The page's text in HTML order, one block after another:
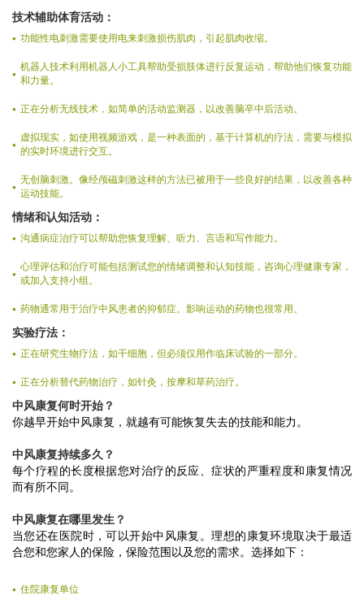
技术辅助体育活动：
功能性电刺激需要使用电来刺激损伤肌肉，引起肌肉收缩。
机器人技术利用机器人小工具帮助受损肢体进行反复运动，帮助他们恢复功能
和力量。
正在分析无线技术，如简单的活动监测器，以改善脑卒中后活动。
虚拟现实，如使用视频游戏，是一种表面的，基于计算机的疗法，需要与模拟
的实时环境进行交互。
无创脑刺激。像经颅磁刺激这样的方法已被用于一些良好的结果，以改善各种
运动技能。
情绪和认知活动：
沟通病症治疗可以帮助您恢复理解、听力、言语和写作能力。
心理评估和治疗可能包括测试您的情绪调整和认知技能，咨询心理健康专家，
或加入支持小组。
药物通常用于治疗中风患者的抑郁症。影响运动的药物也很常用。
实验疗法：
正在研究生物疗法，如干细胞，但必须仅用作临床试验的一部分。
正在分析替代药物治疗，如针灸，按摩和草药治疗。
中风康复何时开始？
你越早开始中风康复，就越有可能恢复失去的技能和能力。
中风康复持续多久？
每个疗程的长度根据您对治疗的反应、症状的严重程度和康复情况
而有所不同。
中风康复在哪里发生？
当您还在医院时，可以开始中风康复。理想的康复环境取决于最适
合您和您家人的保险，保险范围以及您的需求。选择如下：
住院康复单位